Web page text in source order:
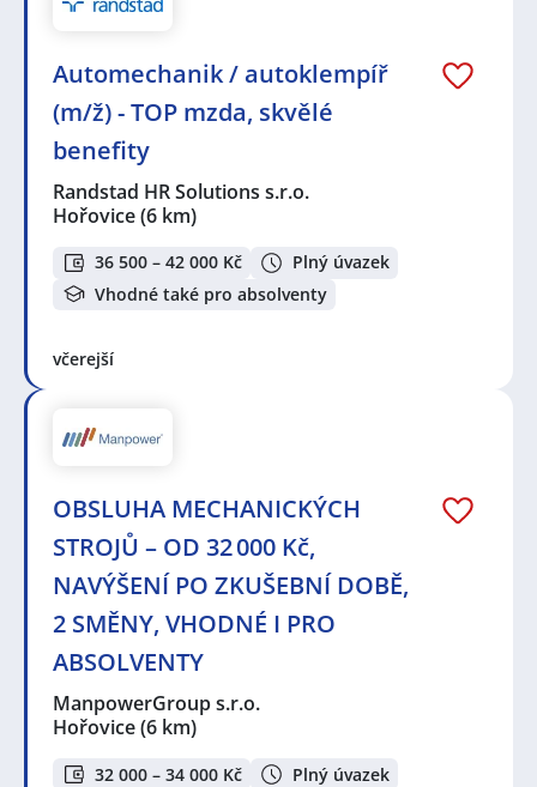
Automechanik / autoklempíř
(m/ž) - TOP mzda, skvělé
benefity
Randstad HR Solutions s.r.o.
Hořovice(6 km)
36 500 – 42 000 Kč
Plný úvazek
Vhodné také pro absolventy
včerejší
OBSLUHA MECHANICKÝCH
STROJŮ – OD 32 000 Kč,
NAVÝŠENÍ PO ZKUŠEBNÍ DOBĚ,
2 SMĚNY, VHODNÉ I PRO
ABSOLVENTY
ManpowerGroup s.r.o.
Hořovice(6 km)
32 000 – 34 000 Kč Plný úvazek